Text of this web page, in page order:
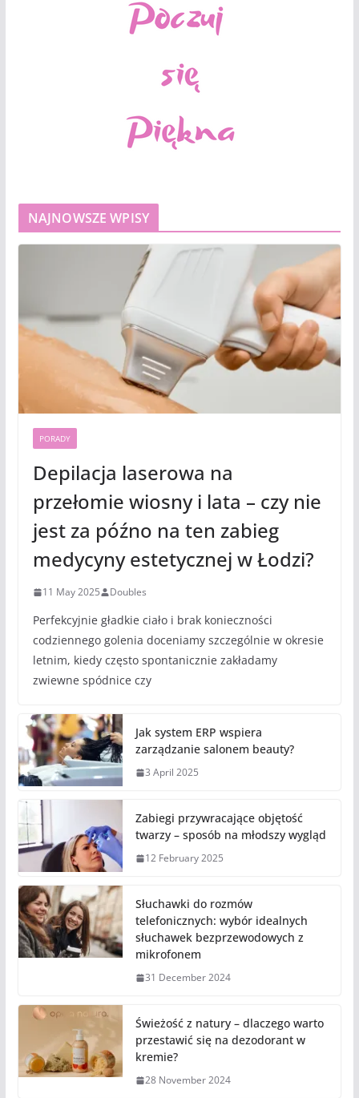
NAJNOWSZE WPISY
PORADY
Depilacja laserowa na
przełomie wiosny i lata – czy nie
jest za późno na ten zabieg
medycyny estetycznej w Łodzi?
11 May 2025 Doubles
Perfekcyjnie gładkie ciało i brak konieczności
codziennego golenia doceniamy szczególnie w okresie
letnim, kiedy często spontanicznie zakładamy
zwiewne spódnice czy
Jak system ERP wspiera
zarządzanie salonem beauty?
3 April 2025
Zabiegi przywracające objętość
twarzy – sposób na młodszy wygląd
12 February 2025
Słuchawki do rozmów
telefonicznych: wybór idealnych
słuchawek bezprzewodowych z
mikrofonem
31 December 2024
Świeżość z natury – dlaczego warto
przestawić się na dezodorant w
kremie?
28 November 2024